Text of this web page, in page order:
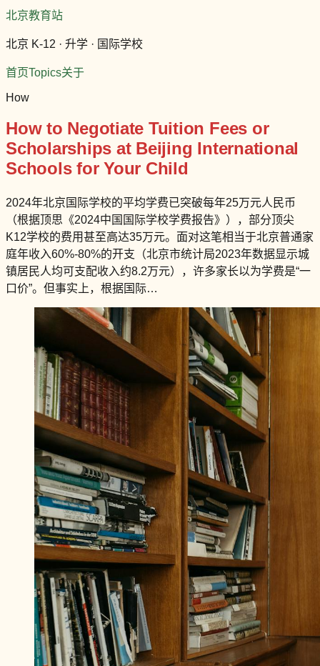
北京教育站
北京 K-12 · 升学 · 国际学校
首页Topics关于
How
How to Negotiate Tuition Fees or
Scholarships at Beijing International
Schools for Your Child
2024年北京国际学校的平均学费已突破每年25万元人民币
（根据顶思《2024中国国际学校学费报告》），部分顶尖
K12学校的费用甚至高达35万元。面对这笔相当于北京普通家
庭年收入60%-80%的开支（北京市统计局2023年数据显示城
镇居民人均可支配收入约8.2万元），许多家长以为学费是“一
口价”。但事实上，根据国际…